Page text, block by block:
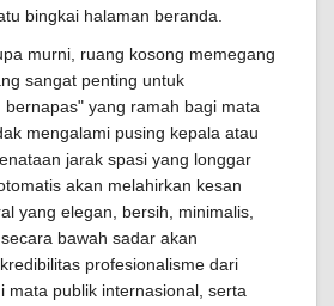
bingkai halaman beranda.
murni, ruang kosong memegang
sangat penting untuk
yang ramah bagi mata
mengalami pusing kepala atau
jarak spasi yang longgar
akan melahirkan kesan
yang elegan, bersih, minimalis,
bawah sadar akan
profesionalisme dari
mata publik internasional, serta